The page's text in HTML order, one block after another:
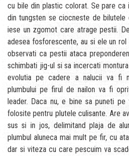
cu bile din plastic colorat. Se pare ca
din tungsten se ciocneste de
iese un zgomot care atrage pestii.
adesea fosforescente, au si ele un
observati ca pestii ataca
schimbati jig-ul si sa incercati
evolutia pe cadere a nalucii va fi
plumbului pe firul de nailon va fi
leader. Daca nu, e bine sa puneti
folosite pentru plutele culisante. Are
sus si in jos, delimitand plaja de
plumbul aluneca mai mult pe fir, cu
dar si viteza cu care pescuim va